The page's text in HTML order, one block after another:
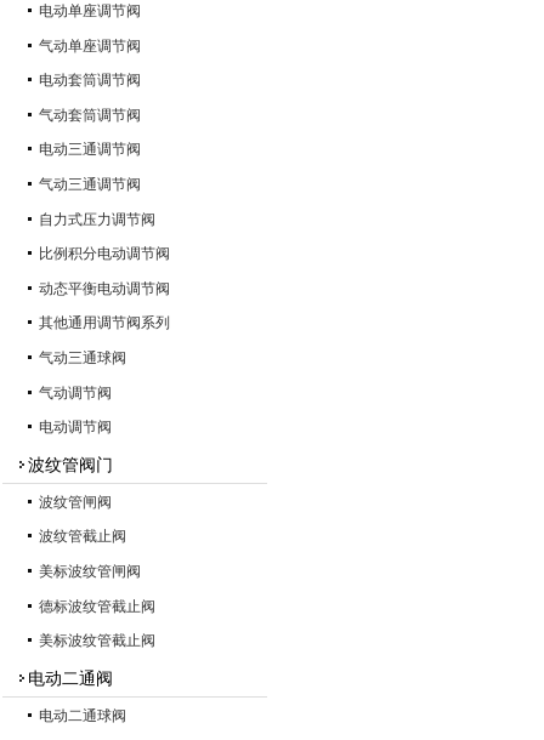
电动单座调节阀
气动单座调节阀
电动套筒调节阀
气动套筒调节阀
电动三通调节阀
气动三通调节阀
自力式压力调节阀
比例积分电动调节阀
动态平衡电动调节阀
其他通用调节阀系列
气动三通球阀
气动调节阀
电动调节阀
波纹管阀门
波纹管闸阀
波纹管截止阀
美标波纹管闸阀
德标波纹管截止阀
美标波纹管截止阀
电动二通阀
电动二通球阀